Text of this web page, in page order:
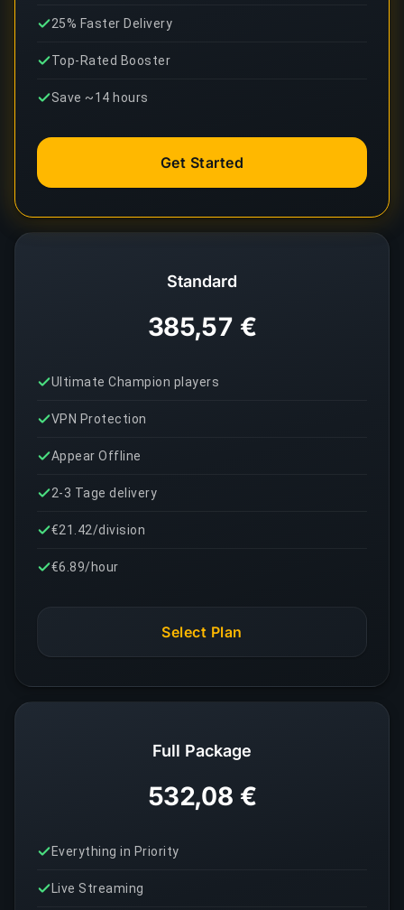
Standard
385,57 €
Ultimate Champion players
VPN Protection
Appear Offline
2-3 Tage delivery
€21.42/division
€6.89/hour
Select Plan
25% Faster Delivery
Top-Rated Booster
Save ~14 hours
Get Started
Full Package
532,08 €
Everything in Priority
Live Streaming